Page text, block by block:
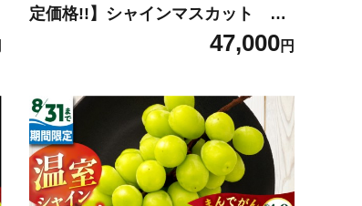
定価格!!】シャインマスカット ま
んでがん 約4.9kg | シャインマス
カット マスカット ぶどう ブドウ 葡
だもの 国産 ギフト お裾分け 旬 人
気 種なし 皮ごと食べられる ジュー
シー 糖度が高い 先行受付 先行予約
季節限定 おすすめ 旬の果物 香川 香
川県 三木町 |_mk006-128
47,000円